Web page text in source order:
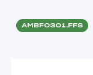
AMBF0301.FFS